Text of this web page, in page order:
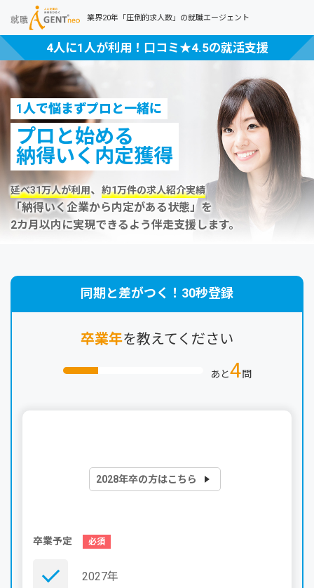
業界20年「圧倒的求人数」の就職エージェント
4人に1人が利用！口コミ★4.5の就活支援
1人で悩まずプロと一緒に
プロと始める
納得いく内定獲得
延べ31万人が利用、 約1万件の求人紹介実績
「納得いく企業から内定がある状態」を
2カ月以内に実現できるよう伴走支援します。
同期と差がつく！30秒登録
卒業年を教えてください
あと4問
2028年卒の方はこちら
卒業予定
2027年